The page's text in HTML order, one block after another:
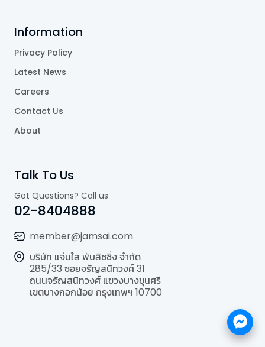
Information
Privacy Policy
Latest News
Careers
Contact Us
About
Talk To Us
Got Questions? Call us
02-8404888
member@jamsai.com
บริษัท แจ่มใส พับลิชชิ่ง จำกัด
285/33 ซอยจรัญสนิทวงศ์ 31
ถนนจรัญสนิทวงศ์ แขวงบางขุนศรี
เขตบางกอกน้อย กรุงเทพฯ 10700